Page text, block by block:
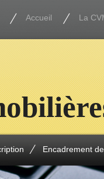
Accueil La
Encadrement